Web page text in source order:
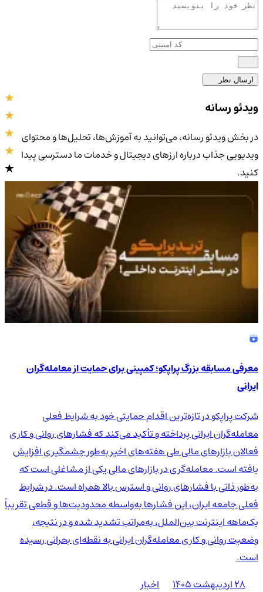
ارسال نظر
4.9/5
ویدئو رسانه
در بخش ویدئو رسانه، می‌توانید به آموزش‌ها، تحلیل‌ها و محتوای
ویدیویی جذاب درباره ارزهای دیجیتال و خدمات ما دسترسی پیدا
کنید.
معرفی مسابقه بزرگ پراپکو؛ کمپینی برای حمایت از معامله‌گران
ایرانی
شرکت پراپکو در تازه‌ترین اقدام حمایتی خود به شرایط فعلی
معامله‌گران ایرانی پرداخته و تأکید می‌کند که فشارهای روانی و کاری
فعالان بازارهای مالی طی هفته‌های اخیر به‌طور چشمگیری افزایش
یافته است. معامله‌گری در بازارهای مالی یکی از مشاغلی است که
به‌طور ذاتی با فشارهای روانی و استرس بالا همراه است. در شرایط
فعلی جامعه ایران، این فشارها به‌واسطه محدودیت‌ها و قطعی تقریباً
یک‌ماهه اینترنت بین‌الملل، به‌مراتب تشدید شده و در نتیجه،
وضعیت روانی و کاری معامله‌گران ایرانی به نقطه‌ای بحرانی رسیده
است.
۲۸ اردیبهشت ۱۴۰۵
اخبار